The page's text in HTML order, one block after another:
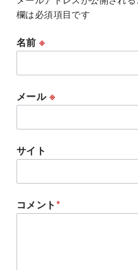
欄は必須項目です
名前※
メール ※
サイト
コメント*